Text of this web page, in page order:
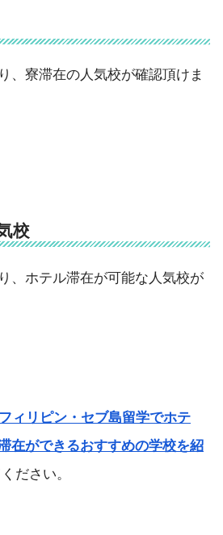
、寮滞在の人気校が確認頂けま
校
、ホテル滞在が可能な人気校が
フィリピン・セブ島留学でホテ
在ができるおすすめの学校を紹
ださい。